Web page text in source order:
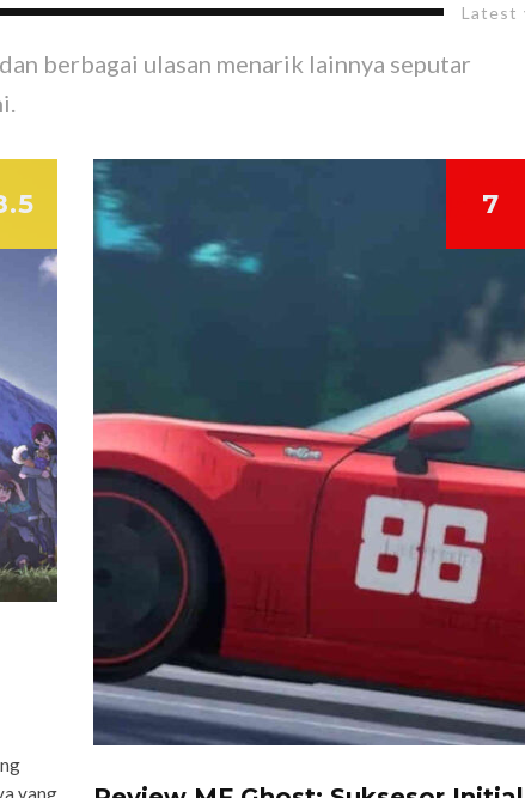
Latest
berbagai ulasan menarik lainnya seputar
yang
7